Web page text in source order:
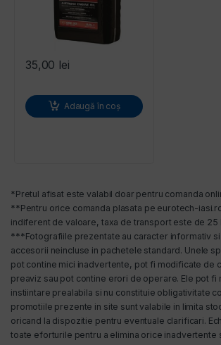
35,00 lei
Adaugă în coș
*Pretul afisat este valabil doar pentru comanda
**Pentru orice comanda plasata pe eurotech-
indiferent de valoare, taxa de transport este de 25
***Fotografiile prezentate au caracter informativ
accesorii neincluse in pachetele standard. Unele
pot contine mici inadvertente, pot fi modificate de
preaviz sau pot contine erori de operare. Ele pot fi
instiintare prealabila si nu constituie obligativitate
promotiile prezente in site sunt valabile in limita
oricand la dispozitie pentru eventuale clarificari.
toate eforturile pentru a elimina orice inadvertente